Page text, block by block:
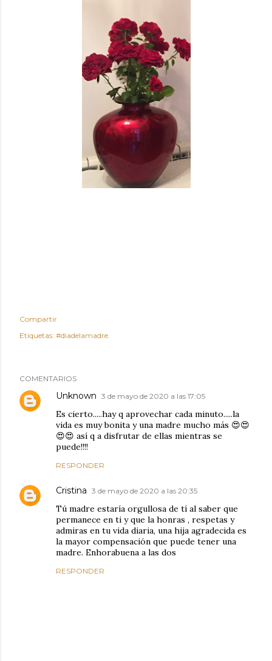
Compartir
Etiquetas: #diadelamadre.
COMENTARIOS
Unknown 3 de mayo de 2020 a las 17:05
Es cierto.....hay q aprovechar cada minuto.....la
vida es muy bonita y una madre mucho más 😍😍
😍😍 así q a disfrutar de ellas mientras se
puede!!!!
RESPONDER
Cristina 3 de mayo de 2020 a las 20:35
Tú madre estaría orgullosa de tí al saber que
permanece en ti y que la honras , respetas y
admiras en tu vida diaria, una hija agradecida es
la mayor compensación que puede tener una
madre. Enhorabuena a las dos
RESPONDER